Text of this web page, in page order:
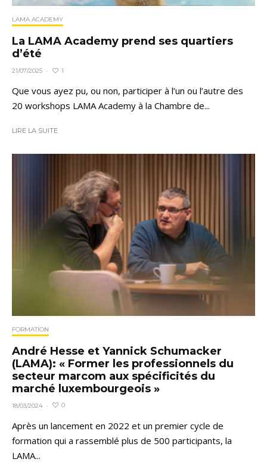
LAMA ACADEMY
La LAMA Academy prend ses quartiers
d’été
21/07/2025 · 1
Que vous ayez pu, ou non, participer à l’un ou l’autre des
20 workshops LAMA Academy à la Chambre de...
LIRE LA SUITE
FORMATION
André Hesse et Yannick Schumacker
(LAMA): « Former les professionnels du
secteur marcom aux spécificités du
marché luxembourgeois »
18/03/2024 · 0
Après un lancement en 2022 et un premier cycle de
formation qui a rassemblé plus de 500 participants, la
LAMA...